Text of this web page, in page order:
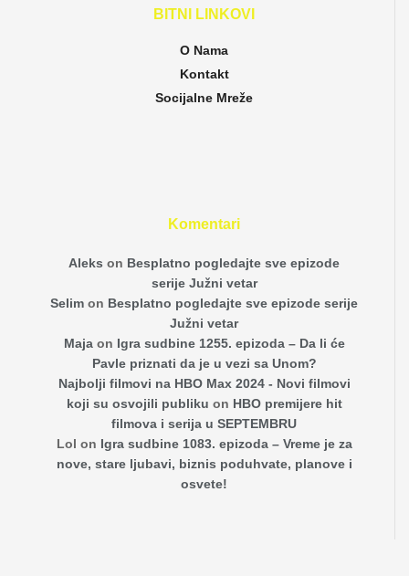
BITNI LINKOVI
O Nama
Kontakt
Socijalne Mreže
Komentari
Aleks on Besplatno pogledajte sve epizode
serije Južni vetar
Selim on Besplatno pogledajte sve epizode serije
Južni vetar
Majaon Igra sudbine 1255. epizoda – Da li će
Pavle priznati da je u vezi sa Unom?
Najbolji filmovi na HBO Max 2024 - Novi filmovi
koji su osvojili publiku on HBO premijere hit
filmova i serija u SEPTEMBRU
Lol on Igra sudbine 1083. epizoda – Vreme je za
nove, stare ljubavi, biznis poduhvate, planove i
osvete!